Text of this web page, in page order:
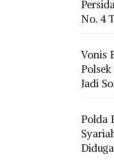
No. 4
Vonis
Jadi
Polda